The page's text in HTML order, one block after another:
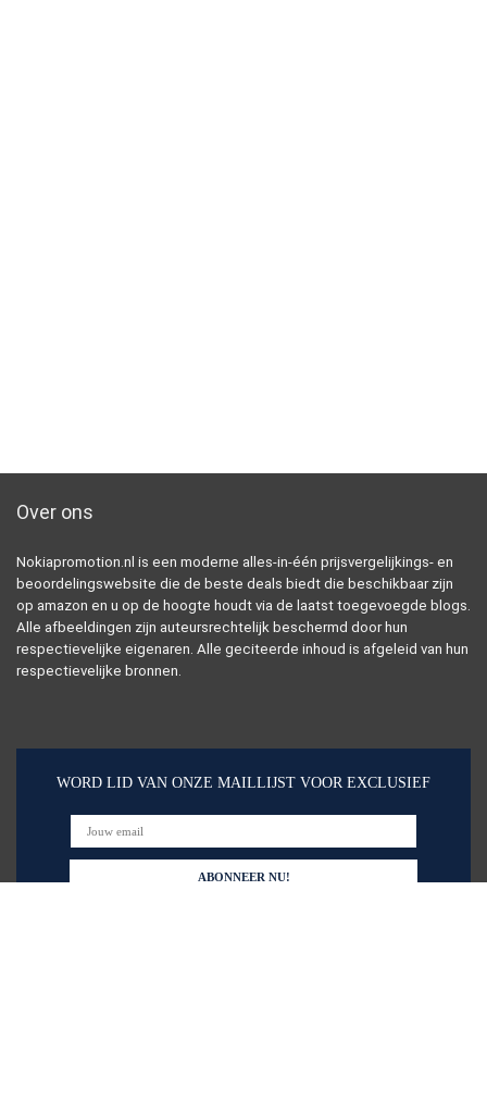
Over ons
Nokiapromotion.nl is een moderne alles-in-één prijsvergelijkings- en
beoordelingswebsite die de beste deals biedt die beschikbaar zijn
op amazon en u op de hoogte houdt via de laatst toegevoegde blogs.
Alle afbeeldingen zijn auteursrechtelijk beschermd door hun
respectievelijke eigenaren. Alle geciteerde inhoud is afgeleid van hun
respectievelijke bronnen.
WORD LID VAN ONZE MAILLIJST VOOR EXCLUSIEF